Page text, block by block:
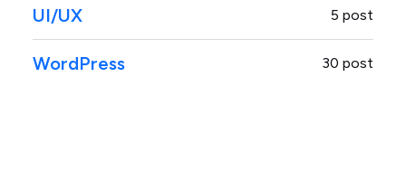
UI/UX 5 post
WordPress 30 post